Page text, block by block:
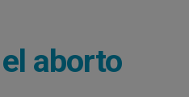
aborto